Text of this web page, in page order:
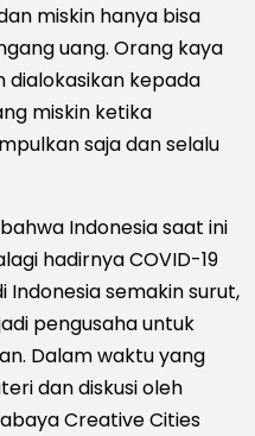
miskin hanya bisa
uang. Orang kaya
dialokasikan kepada
miskin ketika
saja dan selalu
Indonesia saat ini
hadirnya COVID-19
semakin surut,
pengusaha untuk
Dalam waktu yang
dan diskusi oleh
Creative Cities